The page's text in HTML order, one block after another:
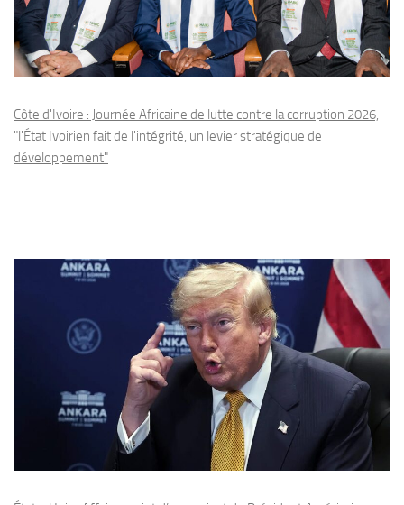
Côte d'Ivoire : Journée Africaine de lutte contre la corruption 2026,
"l'État Ivoirien fait de l'intégrité, un levier stratégique de
développement"